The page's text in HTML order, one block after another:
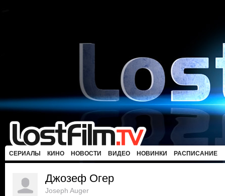
СЕРИАЛЫ КИНО НОВОСТИ ВИДЕО НОВИНКИ РАСПИСАНИЕ
Джозеф Огер
Joseph Auger